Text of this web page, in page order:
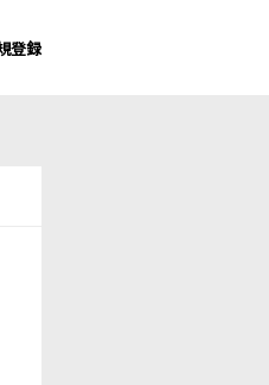
登録